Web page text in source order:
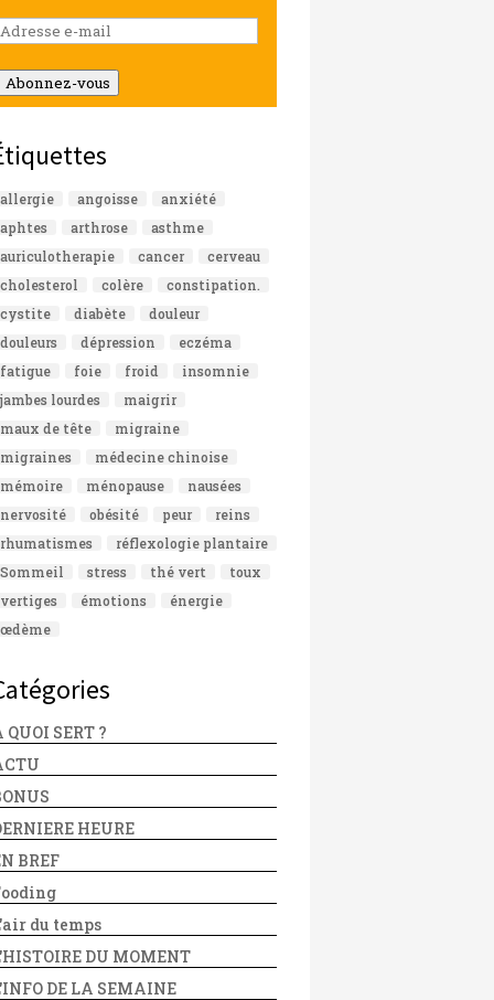
Abonnez-vous
allergie angoisse
anxiété
aphtes
arthrose
asthme
auriculotherapie
cancer
cerveau
cholesterol
colère
constipation.
cystite
diabète
douleur
douleurs
dépression
eczéma
fatigue
foie froid
insomnie
jambes lourdes
maigrir
maux de tête
migraine
migraines
médecine chinoise
mémoire
ménopause
nausées
nervosité
obésité peur
reins
rhumatismes
réflexologie plantaire
Sommeil
stress thé vert
toux
vertiges
émotions
énergie
œdème
QUOI SERT ?
HEURE
BREF
du temps
DU MOMENT
DE LA SEMAINE